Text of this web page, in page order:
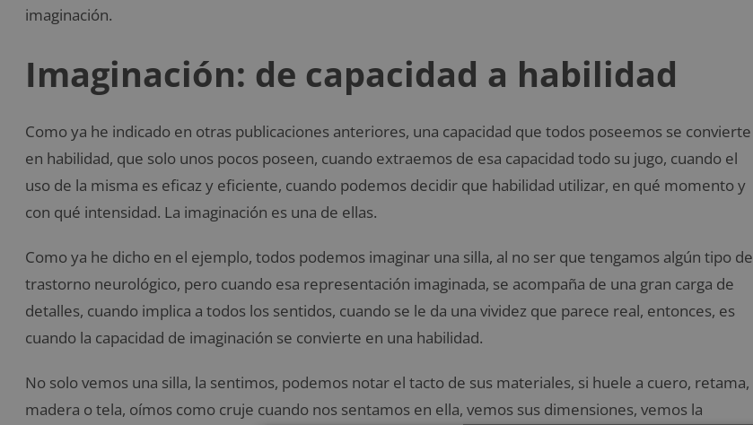
imaginación.
Imaginación: de capacidad a habilidad
Como ya he indicado en otras publicaciones anteriores, una capacidad que todos poseemos se convierte
en habilidad, que solo unos pocos poseen, cuando extraemos de esa capacidad todo su jugo, cuando el
uso de la misma es eficaz y eficiente, cuando podemos decidir que habilidad utilizar, en qué momento y
con qué intensidad. La imaginación es una de ellas.
Como ya he dicho en el ejemplo, todos podemos imaginar una silla, al no ser que tengamos algún tipo de
trastorno neurológico, pero cuando esa representación imaginada, se acompaña de una gran carga de
detalles, cuando implica a todos los sentidos, cuando se le da una vividez que parece real, entonces, es
cuando la capacidad de imaginación se convierte en una habilidad.
No solo vemos una silla, la sentimos, podemos notar el tacto de sus materiales, si huele a cuero, retama,
madera o tela, oímos como cruje cuando nos sentamos en ella, vemos sus dimensiones, vemos la